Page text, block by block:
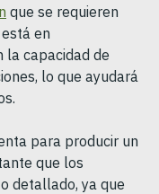
que se requieren
en
la capacidad de
lo que ayudará
para producir un
que los
detallado, ya que